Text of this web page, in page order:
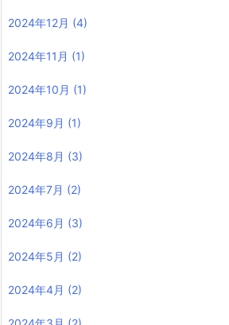
2024年12月 (4)
2024年11月 (1)
2024年10月 (1)
2024年9月 (1)
2024年8月 (3)
2024年7月 (2)
2024年6月 (3)
2024年5月 (2)
2024年4月 (2)